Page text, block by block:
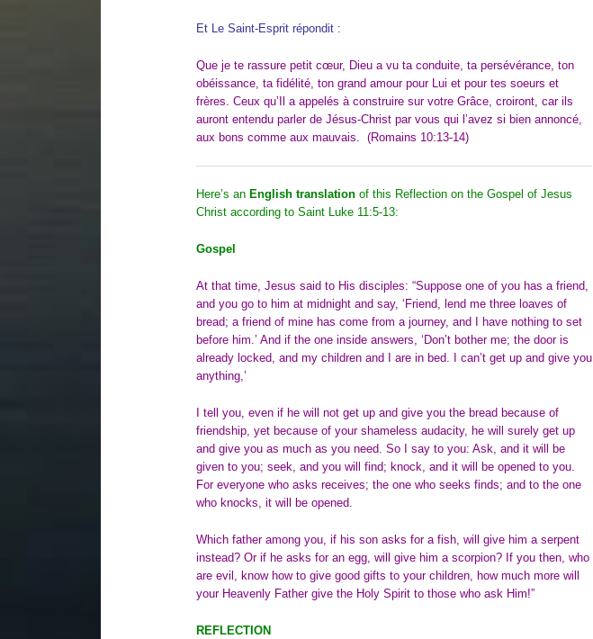
Et Le Saint-Esprit répondit :
Que je te rassure petit cœur, Dieu a vu ta conduite, ta persévérance, ton
obéissance, ta fidélité, ton grand amour pour Lui et pour tes soeurs et
frères. Ceux qu’Il a appelés à construire sur votre Grâce, croiront, car ils
auront entendu parler de Jésus-Christ par vous qui l’avez si bien annoncé,
aux bons comme aux mauvais. (Romains 10:13-14)
Here’s an English translation of this Reflection on the Gospel of Jesus
Christ according to Saint Luke 11:5-13:
Gospel
At that time, Jesus said to His disciples: “Suppose one of you has a friend,
and you go to him at midnight and say, ‘Friend, lend me three loaves of
bread; a friend of mine has come from a journey, and I have nothing to set
before him.’ And if the one inside answers, ‘Don’t bother me; the door is
already locked, and my children and I are in bed. I can’t get up and give you
anything,’
I tell you, even if he will not get up and give you the bread because of
friendship, yet because of your shameless audacity, he will surely get up
and give you as much as you need. So I say to you: Ask, and it will be
given to you; seek, and you will find; knock, and it will be opened to you.
For everyone who asks receives; the one who seeks finds; and to the one
who knocks, it will be opened.
Which father among you, if his son asks for a fish, will give him a serpent
instead? Or if he asks for an egg, will give him a scorpion? If you then, who
are evil, know how to give good gifts to your children, how much more will
your Heavenly Father give the Holy Spirit to those who ask Him!”
REFLECTION